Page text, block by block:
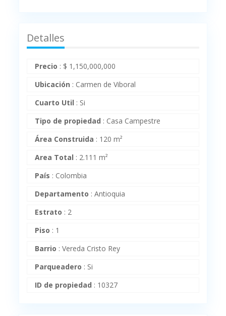
Detalles
Precio : $ 1,150,000,000
Ubicación : Carmen de Viboral
Cuarto Util : Si
Tipo de propiedad : Casa Campestre
Área Construida : 120 m²
Area Total : 2.111 m²
País : Colombia
Departamento :Antioquia
Estrato : 2
Piso : 1
Barrio :Vereda Cristo Rey
Parqueadero : Si
ID de propiedad : 10327